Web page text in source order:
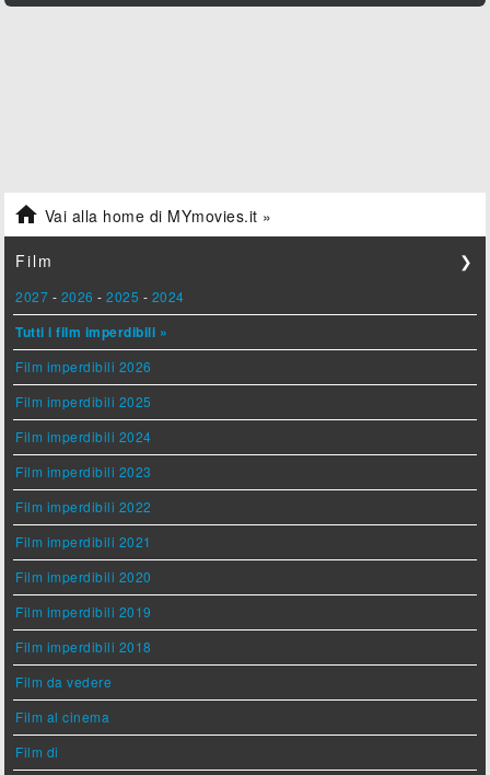
 Vai alla home di MYmovies.it »
Film ❯
2027 - 2026 -2025 - 2024
Tutti i film imperdibili »
Film imperdibili 2026
Film imperdibili 2025
Film imperdibili 2024
Film imperdibili 2023
Film imperdibili 2022
Film imperdibili 2021
Film imperdibili 2020
Film imperdibili 2019
Film imperdibili 2018
Film da vedere
Film al cinema
Film di